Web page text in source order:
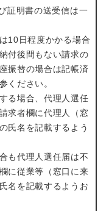
証明書の送受信は一
10日程度かかる場合
付後間もない請求の
振替の場合は記帳済
ください。
る場合、代理人選任
求者欄に代理人（窓
氏名を記載するよう
も代理人選任届は不
に従業等（窓口に来
名を記載するようお